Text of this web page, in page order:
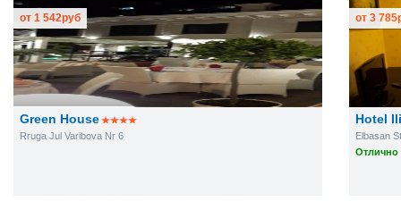
Green House
Rruga Jul Varibova Nr 6
от 1 542руб
Hotel
Elbasan
Отлично
от 3 785